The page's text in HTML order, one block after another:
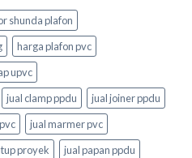
shunda plafon
harga plafon pvc
upvc
jual clamp ppdu
jual joiner ppdu
jual marmer pvc
proyek
jual papan ppdu